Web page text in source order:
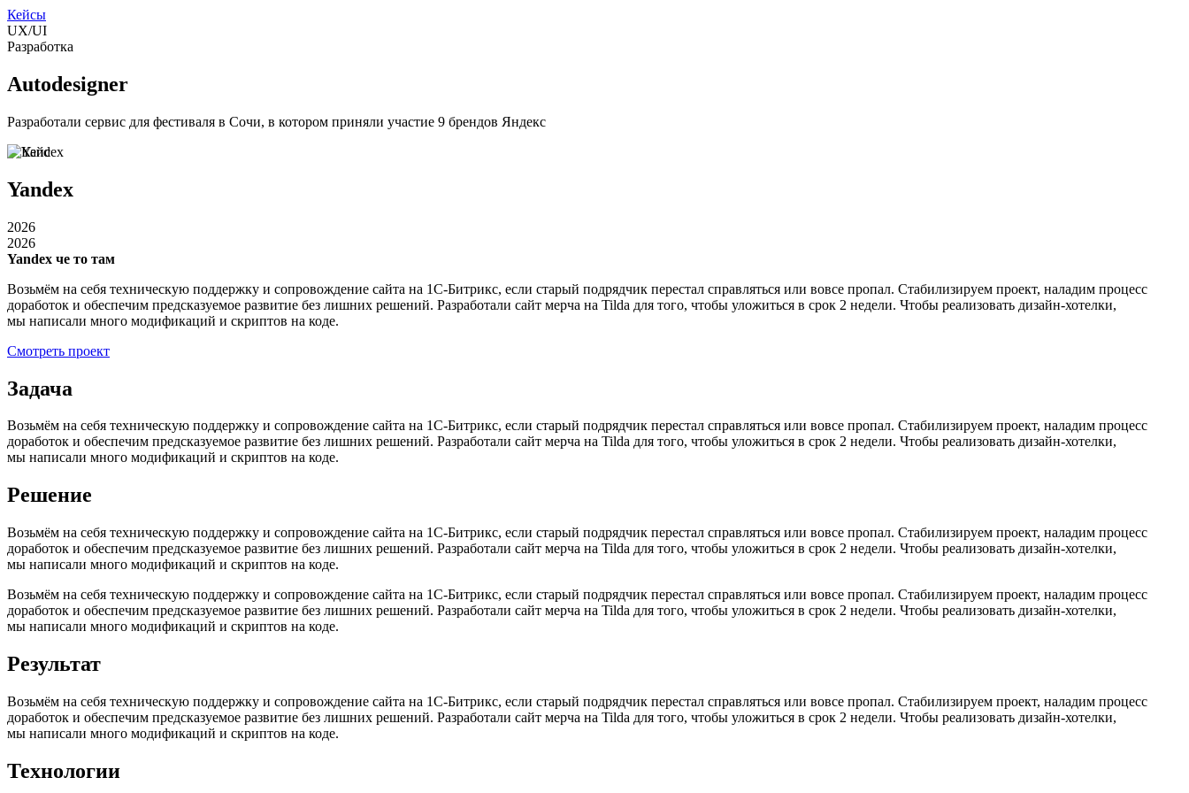
Кейсы
UX/UI
Разработка
Autodesigner
Разработали сервис для фестиваля в Сочи, в котором приняли участие 9 брендов Яндекс
Yandex
2026
2026
Yandex че то там
Возьмём на себя техническую поддержку и сопровождение сайта на 1С-Битрикс, если старый подрядчик перестал справляться или вовсе пропал. Стабилизируем проект, наладим процесс
доработок и обеспечим предсказуемое развитие без лишних решений. Разработали сайт мерча на Tilda для того, чтобы уложиться в срок 2 недели. Чтобы реализовать дизайн-хотелки,
мы написали много модификаций и скриптов на коде.
Смотреть проект
Задача
Возьмём на себя техническую поддержку и сопровождение сайта на 1С-Битрикс, если старый подрядчик перестал справляться или вовсе пропал. Стабилизируем проект, наладим процесс
доработок и обеспечим предсказуемое развитие без лишних решений. Разработали сайт мерча на Tilda для того, чтобы уложиться в срок 2 недели. Чтобы реализовать дизайн-хотелки,
мы написали много модификаций и скриптов на коде.
Решение
Возьмём на себя техническую поддержку и сопровождение сайта на 1С-Битрикс, если старый подрядчик перестал справляться или вовсе пропал. Стабилизируем проект, наладим процесс
доработок и обеспечим предсказуемое развитие без лишних решений. Разработали сайт мерча на Tilda для того, чтобы уложиться в срок 2 недели. Чтобы реализовать дизайн-хотелки,
мы написали много модификаций и скриптов на коде.
Возьмём на себя техническую поддержку и сопровождение сайта на 1С-Битрикс, если старый подрядчик перестал справляться или вовсе пропал. Стабилизируем проект, наладим процесс
доработок и обеспечим предсказуемое развитие без лишних решений. Разработали сайт мерча на Tilda для того, чтобы уложиться в срок 2 недели. Чтобы реализовать дизайн-хотелки,
мы написали много модификаций и скриптов на коде.
Результат
Возьмём на себя техническую поддержку и сопровождение сайта на 1С-Битрикс, если старый подрядчик перестал справляться или вовсе пропал. Стабилизируем проект, наладим процесс
доработок и обеспечим предсказуемое развитие без лишних решений. Разработали сайт мерча на Tilda для того, чтобы уложиться в срок 2 недели. Чтобы реализовать дизайн-хотелки,
мы написали много модификаций и скриптов на коде.
Технологии